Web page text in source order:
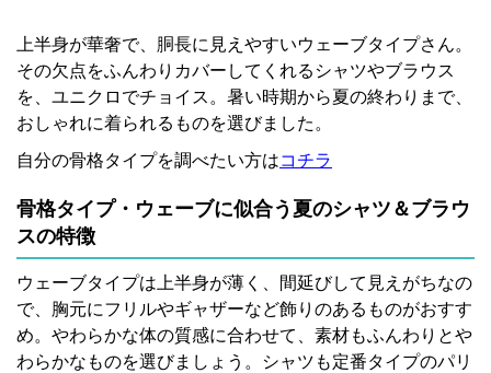
上半身が華奢で、胴長に見えやすいウェーブタイプさん。
その欠点をふんわりカバーしてくれるシャツやブラウス
を、ユニクロでチョイス。暑い時期から夏の終わりまで、
おしゃれに着られるものを選びました。
自分の骨格タイプを調べたい方はコチラ
骨格タイプ・ウェーブに似合う夏のシャツ＆ブラウ
スの特徴
ウェーブタイプは上半身が薄く、間延びして見えがちなの
で、胸元にフリルやギャザーなど飾りのあるものがおすす
め。やわらかな体の質感に合わせて、素材もふんわりとや
わらかなものを選びましょう。シャツも定番タイプのパリ